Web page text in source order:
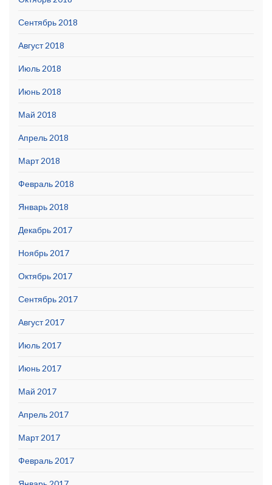
Сентябрь 2018
Август 2018
Июль 2018
Июнь 2018
Май 2018
Апрель 2018
Март 2018
Февраль 2018
Январь 2018
Декабрь 2017
Ноябрь 2017
Октябрь 2017
Сентябрь 2017
Август 2017
Июль 2017
Июнь 2017
Май 2017
Апрель 2017
Март 2017
Февраль 2017